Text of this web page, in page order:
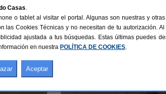
Casas.
o tablet al visitar el portal. Algunas son nuestras y
las Cookies Técnicas y no necesitan de tu autorización.
ajustada a tus búsquedas. Estas últimas puedes
en nuestra POLÍTICA DE COOKIES.